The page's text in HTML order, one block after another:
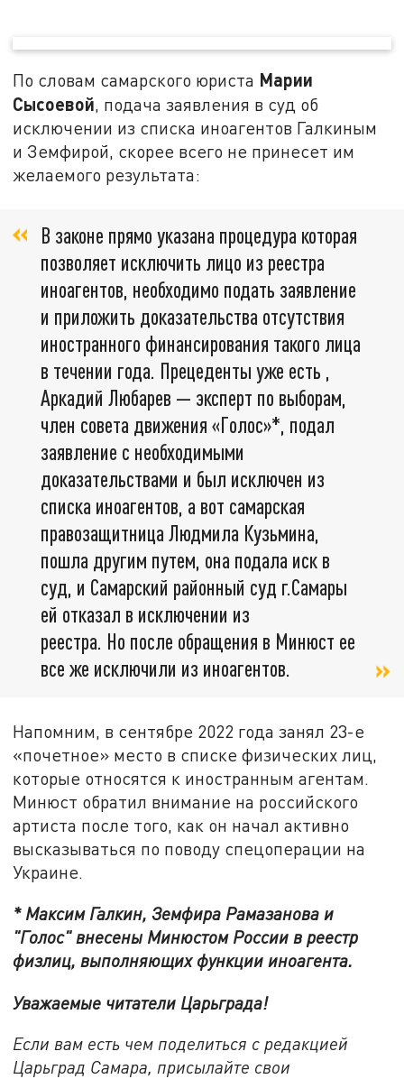
По словам самарского юриста Марии
Сысоевой , подача заявления в суд об
исключении из списка иноагентов Галкиным
и Земфирой, скорее всего не принесет им
желаемого результата:
В законе прямо указана процедура которая
позволяет исключить лицо из реестра
иноагентов, необходимо подать заявление
и приложить доказательства отсутствия
иностранного финансирования такого лица
в течении года. Прецеденты уже есть ,
Аркадий Любарев — эксперт по выборам,
член совета движения «Голос»*, подал
заявление с необходимыми
доказательствами и был исключен из
списка иноагентов, а вот самарская
правозащитница Людмила Кузьмина,
пошла другим путем, она подала иск в
суд, и Самарский районный суд г.Самары
ей отказал в исключении из
реестра. Но после обращения в Минюст ее
все же исключили из иноагентов.
Напомним, в сентябре 2022 года занял 23-е
«почетное» место в списке физических лиц,
которые относятся к иностранным агентам.
Минюст обратил внимание на российского
артиста после того, как он начал активно
высказываться по поводу спецоперации на
Украине.
* Максим Галкин, Земфира Рамазанова и
"Голос" внесены Минюстом России в реестр
физлиц, выполняющих функции иноагента.
Уважаемые читатели Царьграда!
Если вам есть чем поделиться с редакцией
Царьград Самара, присылайте свои